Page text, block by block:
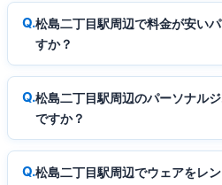
松島二丁目駅周辺で料金が安い
すか？
松島二丁目駅周辺のパーソナル
ですか？
松島二丁目駅周辺でウェアをレ